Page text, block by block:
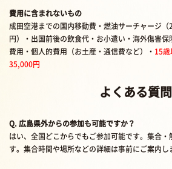
費用に含まれないもの
成田空港までの国内移動費・燃油サーチャージ
円）・出国前後の飲食代・お小遣い・海外傷害
費用・個人的費用（お土産・通信費など）・ 15歳
35,000円
よくある質問
Q. 広島県外からの参加も可能ですか？
はい、全国どこからでもご参加可能です。集合・
す。集合時間や場所などの詳細は事前にご案内し